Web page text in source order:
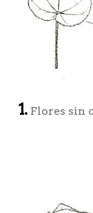
1.Flores sin